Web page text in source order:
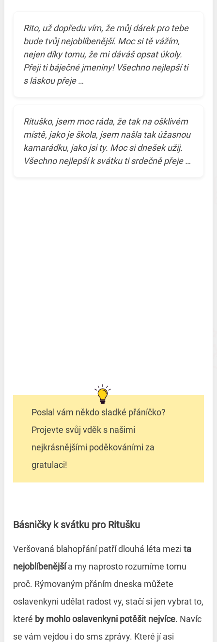
Rito, už dopředu vím, že můj dárek pro tebe
bude tvůj nejoblíbenější. Moc si tě vážím,
nejen díky tomu, že mi dáváš opsat úkoly.
Přeji ti báječné jmeniny! Všechno nejlepší ti
s láskou přeje …
Rituško, jsem moc ráda, že tak na ošklivém
místě, jako je škola, jsem našla tak úžasnou
kamarádku, jako jsi ty. Moc si dnešek užij.
Všechno nejlepší k svátku ti srdečně přeje …
Poslal vám někdo sladké přáníčko?
Projevte svůj vděk s našimi
nejkrásnějšími poděkováními za
gratulaci!
Básničky k svátku pro Ritušku
Veršovaná blahopřání patří dlouhá léta mezi ta
nejoblíbenějšía my naprosto rozumíme tomu
proč. Rýmovaným přáním dneska můžete
oslavenkyni udělat radost vy, stačí si jen vybrat to,
které by mohlo oslavenkyni potěšit nejvíce. Navíc
se vám vejdou i do sms zprávy. Které jí asi